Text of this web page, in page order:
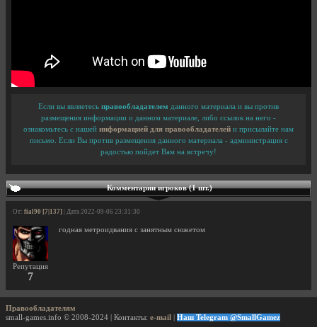
Если вы являетесь правообладателем данного материала и вы против
размещения информации о данном материале, либо ссылок на него -
ознакомьтесь с нашей информацией для правообладателей и присылайте нам
письмо. Если Вы против размещения данного материала - администрация с
радостью пойдет Вам на встречу!
Комментарии игроков (1 шт.)
От: fial90 [7|137] | Дата 2022-09-06 23:31:30
Репутация
7
годная метроидвания с занятным сюжетом
Правообладателям
small-games.info © 2008-2024 | Контакты: e-mail Наш Telegram @SmallGamez